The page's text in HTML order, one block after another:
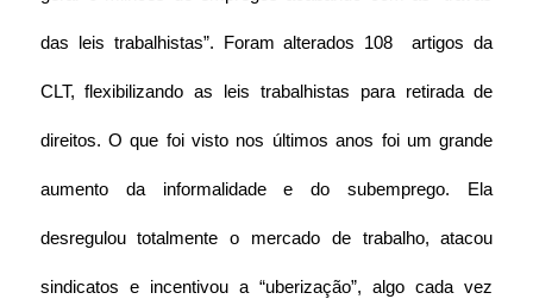
das leis trabalhistas”. Foram alterados 108  artigos da
CLT, flexibilizando as leis trabalhistas para retirada de
direitos. O que foi visto nos últimos anos foi um grande
aumento da informalidade e do subemprego. Ela
desregulou totalmente o mercado de trabalho, atacou
sindicatos e incentivou a “uberização”, algo cada vez